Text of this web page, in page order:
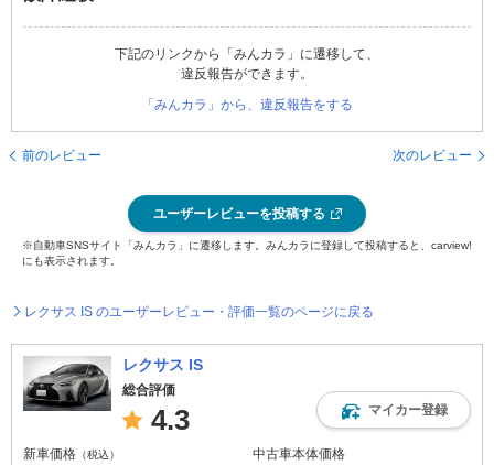
下記のリンクから「みんカラ」に遷移して、
違反報告ができます。
「みんカラ」から、違反報告をする
前のレビュー 次のレビュー
ユーザーレビューを投稿する
※自動車SNSサイト「みんカラ」に遷移します。みんカラに登録して投稿すると、carview!
にも表示されます。
レクサス IS のユーザーレビュー・評価一覧のページに戻る
レクサス IS
総合評価
4.3 マイカー登録
新車価格 （税込） 中古車本体価格